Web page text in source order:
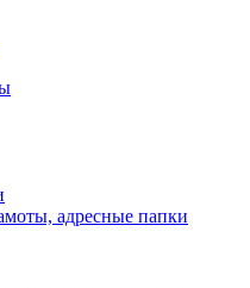
адресные папки